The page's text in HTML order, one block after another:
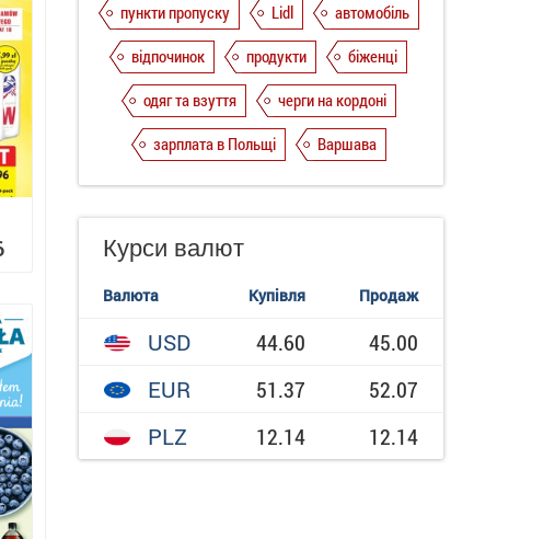
пункти пропуску
Lidl
автомобіль
відпочинок
продукти
біженці
одяг та взуття
черги на кордоні
зарплата в Польщі
Варшава
Курси валют
Валюта Купівля Продаж
USD 44.60
45.00
EUR
51.37
52.07
PLZ
12.14 12.14